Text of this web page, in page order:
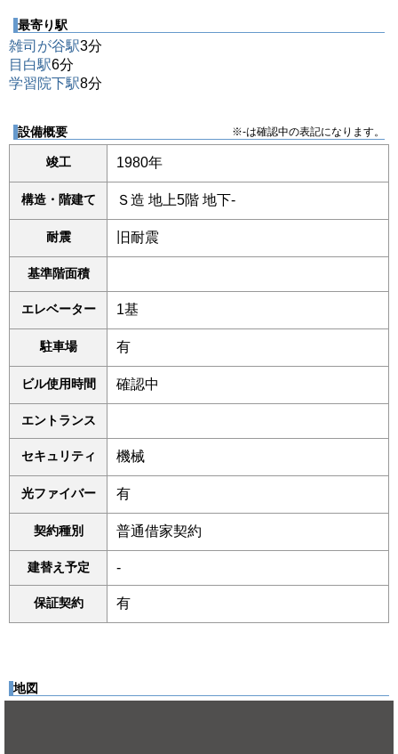
最寄り駅
雑司が谷駅3分
目白駅6分
学習院下駅8分
設備概要 ※-は確認中の表記になります。
竣工 1980年
構造・階建て Ｓ造 地上5階 地下-
耐震 旧耐震
基準階面積
エレベーター 1基
駐車場 有
ビル使用時間 確認中
エントランス
セキュリティ 機械
光ファイバー 有
契約種別 普通借家契約
建替え予定 -
保証契約 有
地図